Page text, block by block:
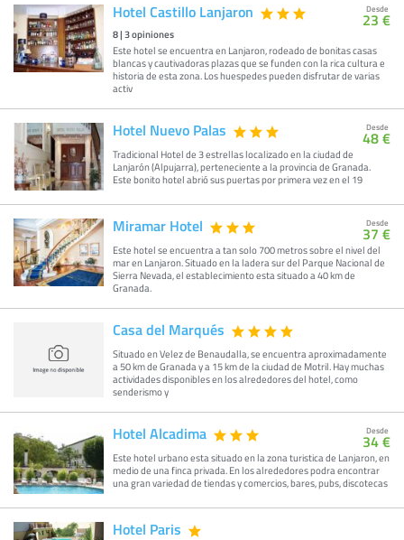
Hotel Castillo Lanjaron
8|3opiniones
Este hotel se encuentra en Lanjaron, rodeado de bonitas casas
blancas y cautivadoras plazas que se funden con la rica cultura e
historia de esta zona. Los huespedes pueden disfrutar de varias
activ
Desde
23 €
Hotel Nuevo Palas
Tradicional Hotel de 3 estrellas localizado en la ciudad de
Lanjarón (Alpujarra), perteneciente a la provincia de Granada.
Este bonito hotel abrió sus puertas por primera vez en el 19
Desde
48 €
Miramar Hotel
Este hotel se encuentra a tan solo 700 metros sobre el nivel del
mar en Lanjaron. Situado en la ladera sur del Parque Nacional de
Sierra Nevada, el establecimiento esta situado a 40 km de
Granada.
Desde
37 €
Casa del Marqués
Situado en Velez de Benaudalla, se encuentra aproximadamente
a 50 km de Granada y a 15 km de la ciudad de Motril. Hay muchas
actividades disponibles en los alrededores del hotel, como
senderismo y
Hotel Alcadima
Este hotel urbano esta situado en la zona turistica de Lanjaron, en
medio de una finca privada. En los alrededores podra encontrar
una gran variedad de tiendas y comercios, bares, pubs, discotecas
Desde
34 €
Hotel Paris